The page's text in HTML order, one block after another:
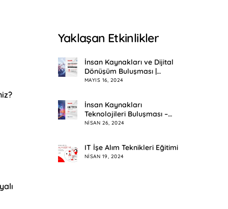
Yaklaşan Etkinlikler
İnsan Kaynakları ve Dijital
Dönüşüm Buluşması |
Eskişehir
MAYIS 16, 2024
İnsan Kaynakları
Teknolojileri Buluşması –
HR Tech Meetup
NISAN 26, 2024
IT İşe Alım Teknikleri Eğitimi
NISAN 19, 2024